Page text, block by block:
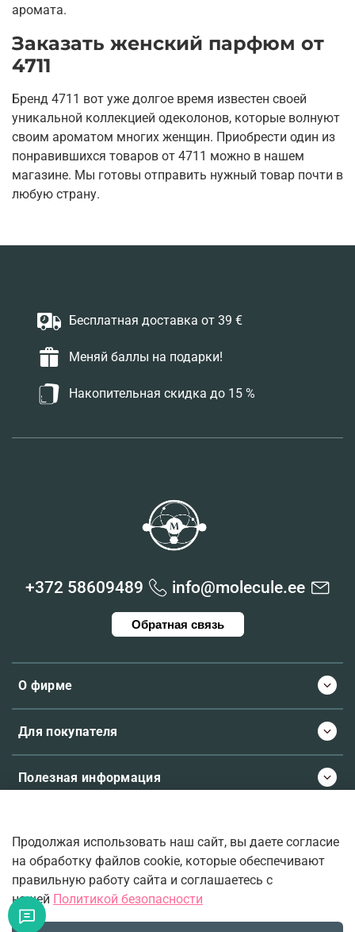
аромата.
Заказать женский парфюм от
4711
Бренд 4711 вот уже долгое время известен своей
уникальной коллекцией одеколонов, которые волнуют
своим ароматом многих женщин. Приобрести один из
понравившихся товаров от 4711 можно в нашем
магазине. Мы готовы отправить нужный товар почти в
любую страну.
Бесплатная доставка от 39 €
Меняй баллы на подарки!
Накопительная скидка до 15 %
О фирме
Для покупателя
Полезная информация
+372 58609489 info@molecule.ee
Обратная связь
© 2026 Molecule.ee. Все права защищены
Ваш верный проводник во вселенную ароматов.
Продолжая использовать наш сайт, вы даете согласие
на обработку файлов cookie, которые обеспечивают
правильную работу сайта и соглашаетесь с
нашей Политикой безопасности